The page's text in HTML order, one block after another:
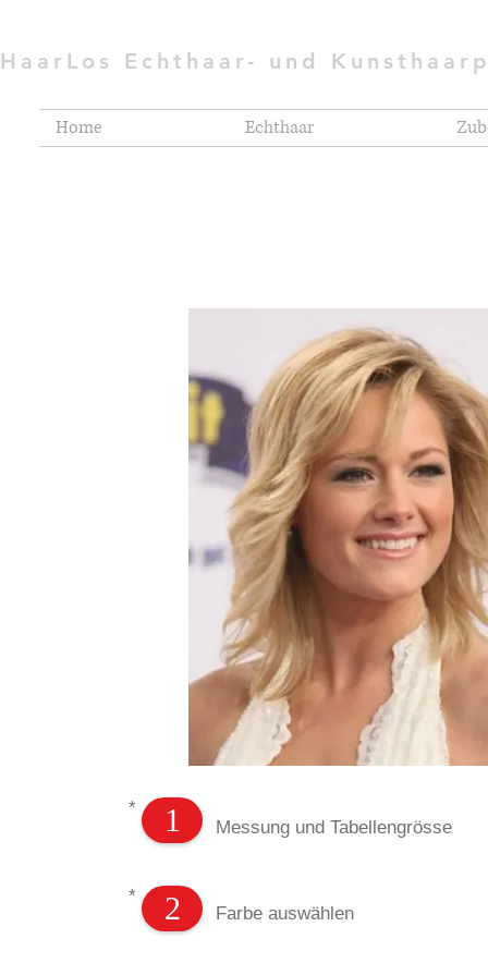
Home Echthaar
HaarLos Echthaar- und
2
1 Messung und Tabellengrösse
Farbe auswählen
*
*